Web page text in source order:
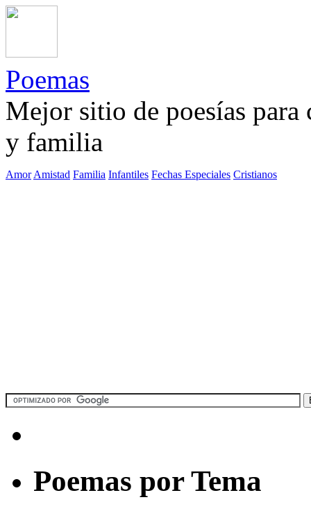
Poemas
Mejor sitio de poesías
y familia
Amor Amistad Familia Infantiles Fechas Especiales Cristianos
Poemas por Tema